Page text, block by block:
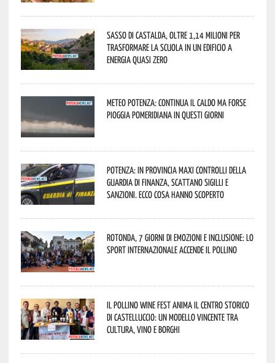
Sasso di Castalda, oltre 1,14 milioni per
trasformare la scuola in un edificio a
energia quasi zero
Meteo Potenza: continua il caldo ma forse
pioggia pomeridiana in questi giorni
Potenza: in provincia maxi controlli della
Guardia di Finanza, scattano sigilli e
sanzioni. Ecco cosa hanno scoperto
Rotonda, 7 giorni di emozioni e inclusione: lo
sport internazionale accende il Pollino
Il Pollino Wine Fest anima il centro storico
di Castelluccio: un modello vincente tra
cultura, vino e borghi